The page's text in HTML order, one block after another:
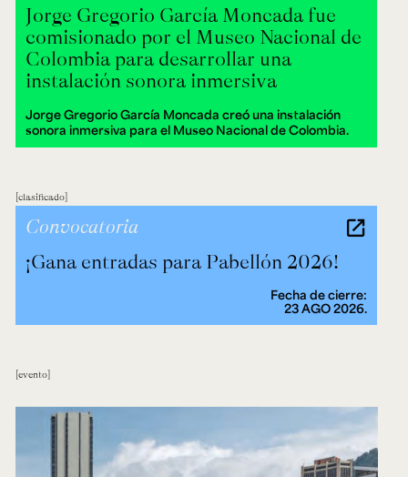
Jorge Gregorio García Moncada fue
comisionado por el Museo Nacional de
Colombia para desarrollar una
instalación sonora inmersiva
Jorge Gregorio García Moncada creó una instalación
sonora inmersiva para el Museo Nacional de Colombia.
clasificado
¡Gana entradas para Pabellón 2026!
Convocatoria
Fecha de cierre:
23 AGO 2026.
evento